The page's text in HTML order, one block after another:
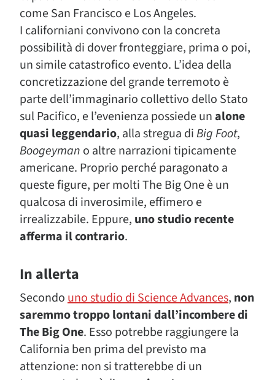
come San Francisco e Los Angeles.
I californiani convivono con la concreta
possibilità di dover fronteggiare, prima o poi,
un simile catastrofico evento. L’idea della
concretizzazione del grande terremoto è
parte dell’immaginario collettivo dello Stato
sul Pacifico, e l’evenienza possiede unalone
quasi leggendario, alla stregua diBig Foot,
Boogeyman o altre narrazioni tipicamente
americane. Proprio perché paragonato a
queste figure, per molti The Big One è un
qualcosa di inverosimile, effimero e
irrealizzabile. Eppure, uno studio recente
afferma il contrario.
In allerta
Secondouno studio di Science Advances, non
saremmo troppo lontani dall’incombere di
The Big One. Esso potrebbe raggiungere la
California ben prima del previsto ma
attenzione: non si tratterebbe di un